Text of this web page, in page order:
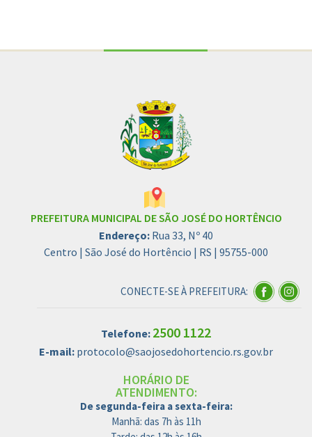
PREFEITURA MUNICIPAL DE SÃO JOSÉ DO HORTÊNCIO
Endereço: Rua 33, Nº 40
Centro | São José do Hortêncio | RS | 95755-000
CONECTE-SE À PREFEITURA:
Telefone: 2500 1122
E-mail: protocolo@saojosedohortencio.rs.gov.br
HORÁRIO DE
ATENDIMENTO:
De segunda-feira a sexta-feira:
Manhã: das 7h às 11h